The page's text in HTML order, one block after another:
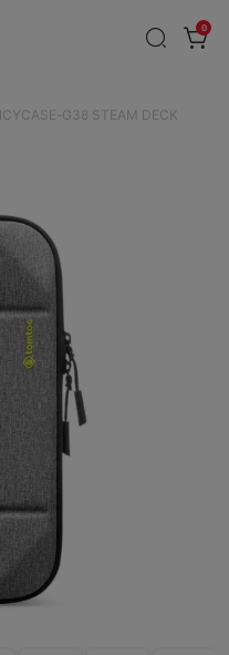
0
G38 STEAM DECK